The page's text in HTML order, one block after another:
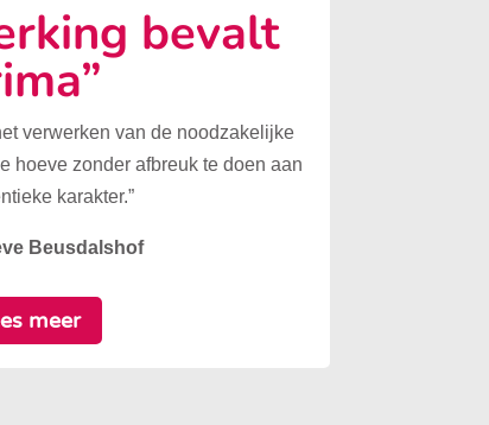
bevalt
verwerken van de noodzakelijke
hoeve zonder afbreuk te doen aan
karakter.”
Beusdalshof
meer